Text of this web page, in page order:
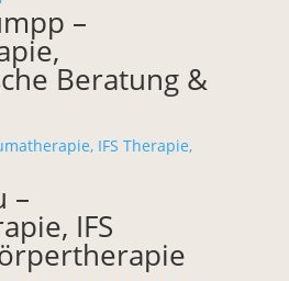
–
Beratung &
–
IFS